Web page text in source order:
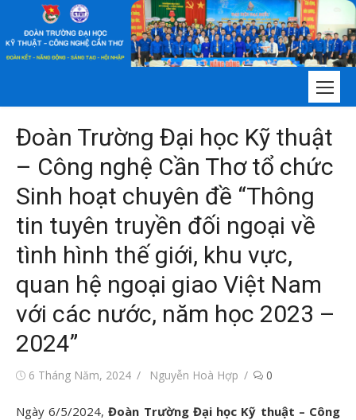
nội
Đoàn Trường Đại học Kỹ thuật
– Công nghệ Cần Thơ tổ chức
Sinh hoạt chuyên đề “Thông
tin tuyên truyền đối ngoại về
tình hình thế giới, khu vực,
quan hệ ngoại giao Việt Nam
với các nước, năm học 2023 –
2024”
Đăng6 Tháng Năm, 2024
Tác
Nguyễn Hoà Hợp 0
Ngày 6/5/2024,Đoàn Trường Đại học Kỹ thuật – Công